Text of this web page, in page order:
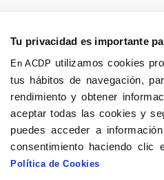
Tu privacidad es importante
En ACDP utilizamos cookies
tus hábitos de navegación,
rendimiento y obtener
aceptar todas las cookies y
puedes acceder a
consentimiento haciendo clic
Política de Cookies
Calle Isaac Peral, 58 C.P.: 28040,
Tel (+34) 91 456 63 27
Fax: (+34) 91 535 19 98
acdp@acdp.es